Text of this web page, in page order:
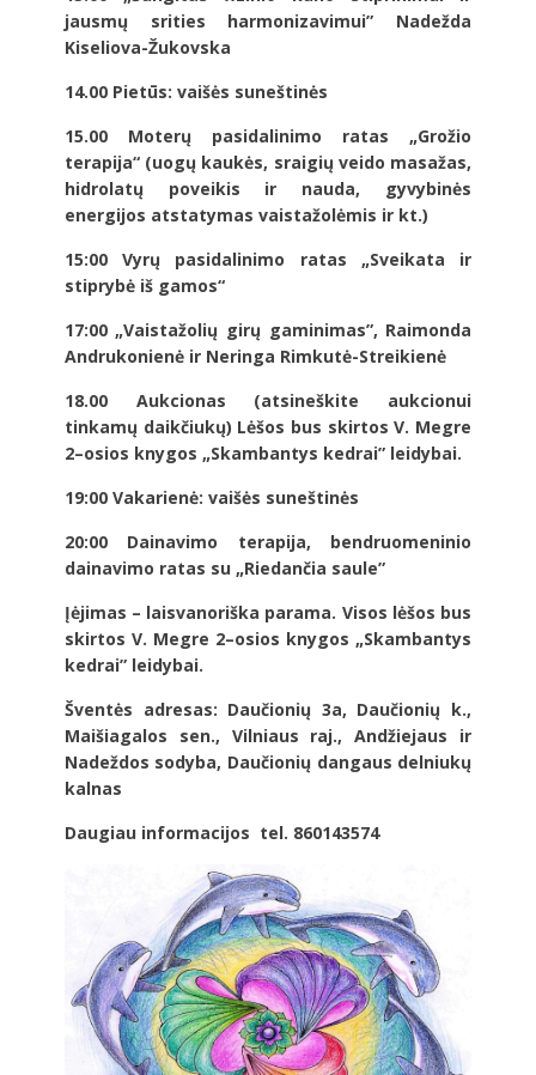
jausmų srities harmonizavimui” Nadežda
Kiseliova-Žukovska
14.00 Pietūs: vaišės suneštinės
15.00 Moterų pasidalinimo ratas „Grožio
terapija“ (uogų kaukės, sraigių veido masažas,
hidrolatų poveikis ir nauda, gyvybinės
energijos atstatymas vaistažolėmis ir kt.)
15:00 Vyrų pasidalinimo ratas „Sveikata ir
stiprybė iš gamos“
17:00 „Vaistažolių girų gaminimas”, Raimonda
Andrukonienė ir Neringa Rimkutė-Streikienė
18.00 Aukcionas
(atsineškite aukcionui
tinkamų daikčiukų) Lėšos bus skirtos V. Megre
2–osios knygos „Skambantys kedrai” leidybai.
19:00 Vakarienė: vaišės suneštinės
20:00 Dainavimo terapija, bendruomeninio
dainavimo ratas su „Riedančia saule”
Įėjimas – laisvanoriška parama. Visos lėšos bus
skirtos V. Megre 2–osios knygos „Skambantys
kedrai” leidybai.
Šventės adresas: Daučionių 3a, Daučionių k.,
Maišiagalos sen., Vilniaus raj., Andžiejaus ir
Nadeždos sodyba, Daučionių dangaus delniukų
kalnas
Daugiau informacijos tel. 860143574